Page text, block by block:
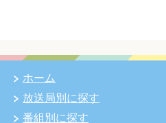
ホーム
放送局別に探す
番組別に探す